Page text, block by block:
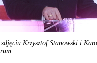
Krzysztof Stanowski i